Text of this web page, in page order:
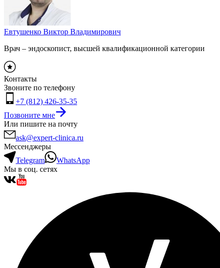
Евтушенко Виктор Владимирович
Врач – эндоскопист, высшей квалификационной категории
Контакты
Звоните по телефону
+7 (812) 426-35-35
Позвоните мне
Или пишите на почту
ask@expert-clinica.ru
Мессенджеры
Telegram
WhatsApp
Мы в соц. сетях